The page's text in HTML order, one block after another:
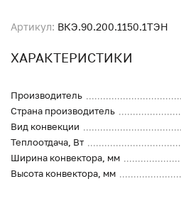
Артикул: ВКЭ.90.200.1150.1ТЭН
ХАРАКТЕРИСТИКИ
Производитель
Страна производитель
Вид конвекции
Теплоотдача, Вт
Ширина конвектора, мм
Высота конвектора, мм